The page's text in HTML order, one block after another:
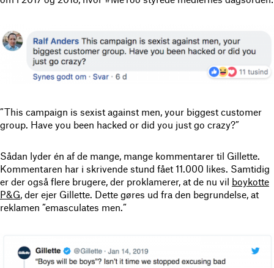
”This campaign is sexist against men, your biggest customer
group. Have you been hacked or did you just go crazy?”
Sådan lyder én af de mange, mange kommentarer til Gillette.
Kommentaren har i skrivende stund fået 11.000 likes. Samtidig
er der også flere brugere, der proklamerer, at de nu vil boykotte
P&G, der ejer Gillette. Dette gøres ud fra den begrundelse, at
reklamen ”emasculates men.”